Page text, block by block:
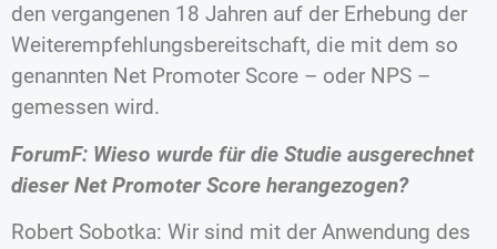
den vergangenen 18 Jahren auf der Erhebung der
Weiterempfehlungsbereitschaft, die mit dem so
genannten Net Promoter Score – oder NPS –
gemessen wird.
ForumF: Wieso wurde für die Studie ausgerechnet
dieser Net Promoter Score herangezogen?
Robert Sobotka: Wir sind mit der Anwendung des